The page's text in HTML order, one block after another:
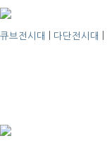
큐브전시대 다단전시대